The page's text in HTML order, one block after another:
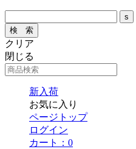
クリア
閉じる
新入荷
お気に入り
ページトップ
ログイン
カート： 0